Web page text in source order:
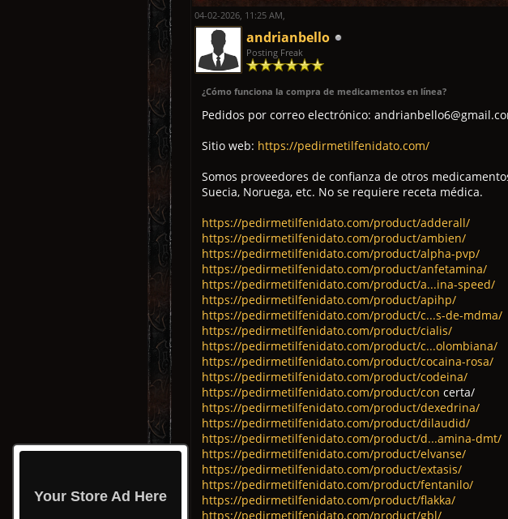
Your Store Ad Here
04-02-2026, 11:25 AM,
andrianbello
Posting Freak
¿Cómo funciona la compra de medicamentos en línea?
Pedidos por correo electrónico:
Sitio web: https://pedirmetilfenidato.com/
Somos proveedores de confianza de otros
Suecia, Noruega, etc. No se requiere receta médica.
https://pedirmetilfenidato.com/product/adderall/
https://pedirmetilfenidato.com/product/ambien/
https://pedirmetilfenidato.com/product/alpha-pvp/
https://pedirmetilfenidato.com/product/anfetamina/
https://pedirmetilfenidato.com/product/a...ina-speed/
https://pedirmetilfenidato.com/product/apihp/
https://pedirmetilfenidato.com/product/c...s-de-mdma/
https://pedirmetilfenidato.com/product/cialis/
https://pedirmetilfenidato.com/product/c...olombiana/
https://pedirmetilfenidato.com/product/cocaina-rosa/
https://pedirmetilfenidato.com/product/codeina/
https://pedirmetilfenidato.com/product/con certa/
https://pedirmetilfenidato.com/product/dexedrina/
https://pedirmetilfenidato.com/product/dilaudid/
https://pedirmetilfenidato.com/product/d...amina-dmt/
https://pedirmetilfenidato.com/product/elvanse/
https://pedirmetilfenidato.com/product/extasis/
https://pedirmetilfenidato.com/product/fentanilo/
https://pedirmetilfenidato.com/product/flakka/
https://pedirmetilfenidato.com/product/gbl/